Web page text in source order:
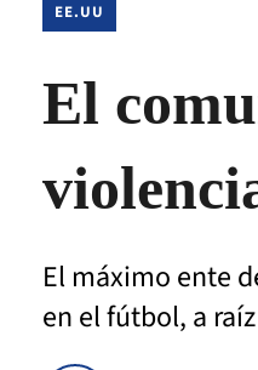
EE.UU
El
El máximo ente
en el fútbol, a